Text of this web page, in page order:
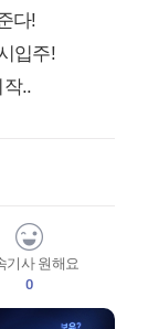
다!
입주!
작..
기사 원해요
0